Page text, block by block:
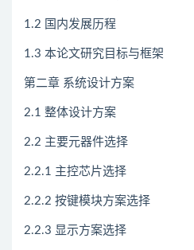
1.2 国内发展历程
1.3 本论文研究目标与框架
第二章 系统设计方案
2.1 整体设计方案
2.2 主要元器件选择
2.2.1 主控芯片选择
2.2.2 按键模块方案选择
2.2.3 显示方案选择